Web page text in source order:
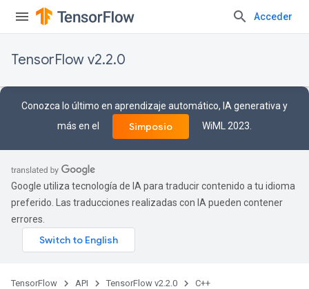
Acceder
TensorFlow v2.2.0
Conozca lo último en aprendizaje automático, IA generativa y
más en el
Simposio WiML 2023.
Google utiliza tecnología de IA para traducir contenido a tu idioma
preferido. Las traducciones realizadas con IA pueden contener
errores.
TensorFlow API TensorFlow v2.2.0 C++